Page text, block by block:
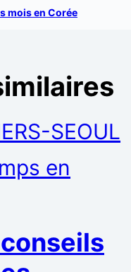
mois en Corée